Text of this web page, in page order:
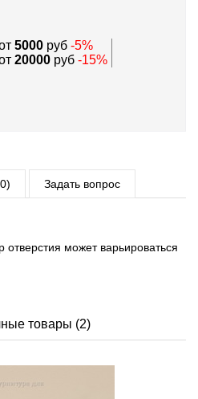
5000 руб -5%
20000 руб -15%
Задать вопрос
может варьироваться
товары (2)